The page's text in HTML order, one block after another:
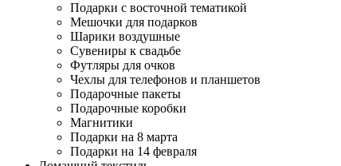
Подарки с восточной тематикой
Мешочки для подарков
Шарики воздушные
Сувениры к свадьбе
Футляры для очков
Чехлы для телефонов и планшетов
Подарочные пакеты
Подарочные коробки
Магнитики
Подарки на 8 марта
Подарки на 14 февраля